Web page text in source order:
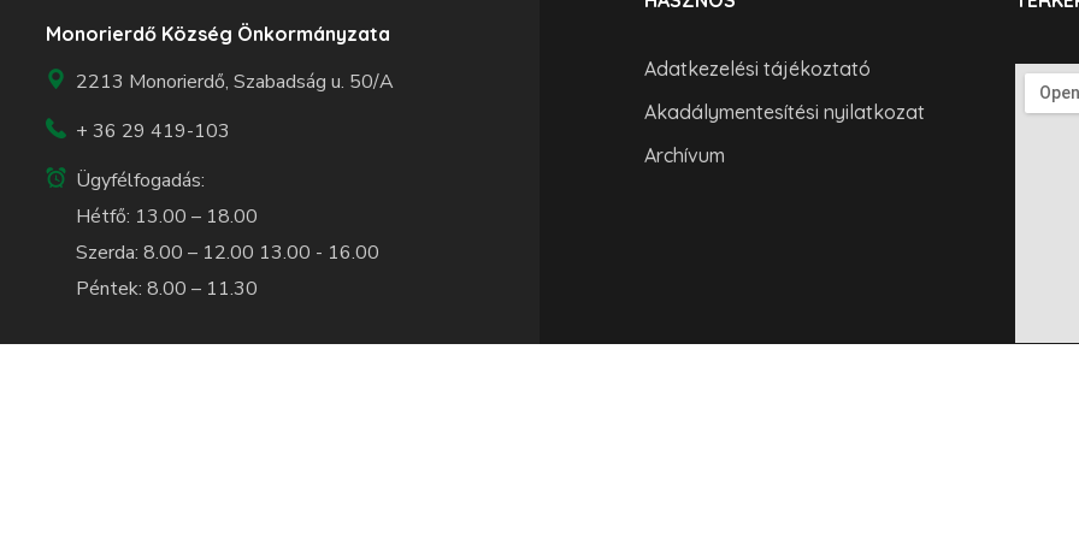
Monorierdő Község Önkormányzata
2213 Monorierdő, Szabadság u. 50/A
+ 36 29 419-103
Ügyfélfogadás:
Hétfő: 13.00 – 18.00
Szerda: 8.00 – 12.00 13.00 - 16.00
Péntek: 8.00 – 11.30
Adatkezelési tájékoztató
Akadálymentesítési nyilatkozat
Archívum